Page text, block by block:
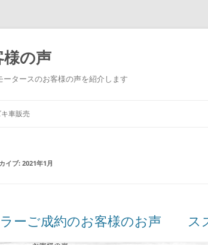
様の声
ータースのお客様の声を紹介します
車販売
イブ: 2021年1月
ーご成約のお客様のお声 ス